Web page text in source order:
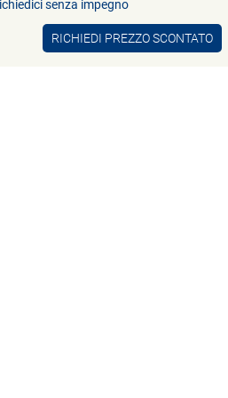
senza impegno
RICHIEDI PREZZO SCONTATO